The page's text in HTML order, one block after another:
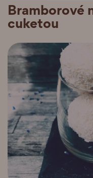
Bramborové
cuketou